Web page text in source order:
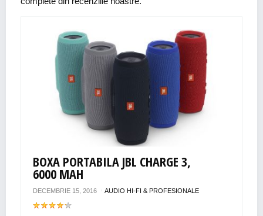
BOXA PORTABILA JBL CHARGE 3,
6000 MAH
DECEMBRIE 15, 2016 AUDIO HI-FI & PROFESIONALE